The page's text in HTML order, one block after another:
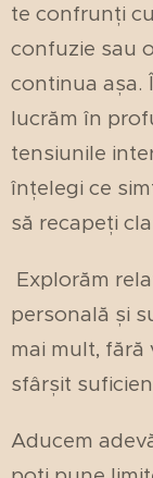
te confrunți
confuzie sau
continua așa.
lucrăm în
tensiunile
înțelegi ce
să recapeți
Explorăm
personală și
mai mult, fără
sfârșit
Aducem